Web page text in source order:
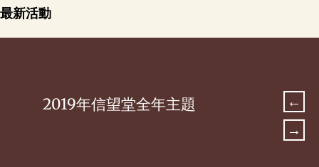
最新活動
2019年信望堂全年主題